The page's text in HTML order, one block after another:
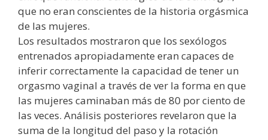
que no eran conscientes de la historia orgásmica
de las mujeres.
Los resultados mostraron que los sexólogos
entrenados apropiadamente eran capaces de
inferir correctamente la capacidad de tener un
orgasmo vaginal a través de ver la forma en que
las mujeres caminaban más de 80 por ciento de
las veces. Análisis posteriores revelaron que la
suma de la longitud del paso y la rotación